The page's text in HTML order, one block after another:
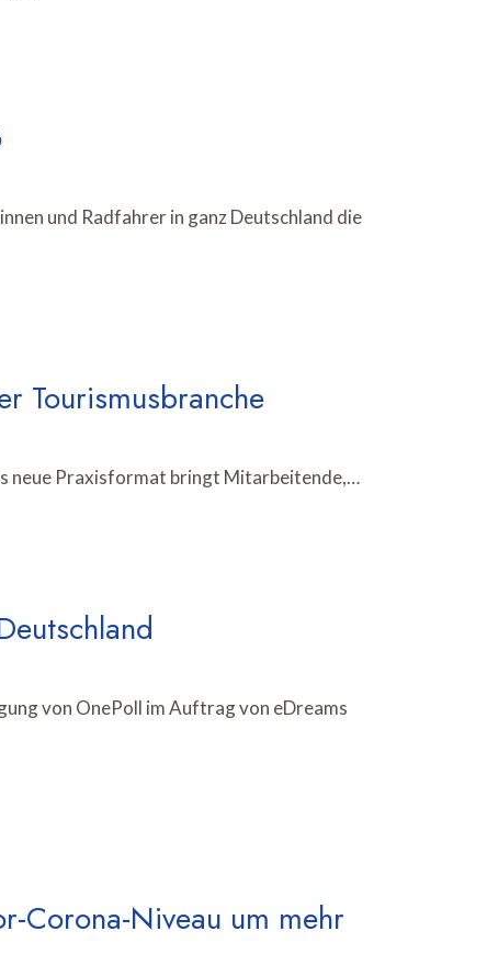
und Radfahrer in ganz Deutschland die
Tourismusbranche
neue Praxisformat bringt Mitarbeitende,…
von OnePoll im Auftrag von eDreams
Corona-Niveau um mehr